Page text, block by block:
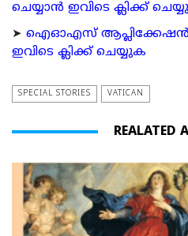
ചെയ്യാന്‍ ഇവിടെ ക്ലിക്ക്
➤ ഐഓഎസ്
ഇവിടെ ക്ലിക്ക് ചെയ്യുക
SPECIAL STORIES VATICAN
REALATED